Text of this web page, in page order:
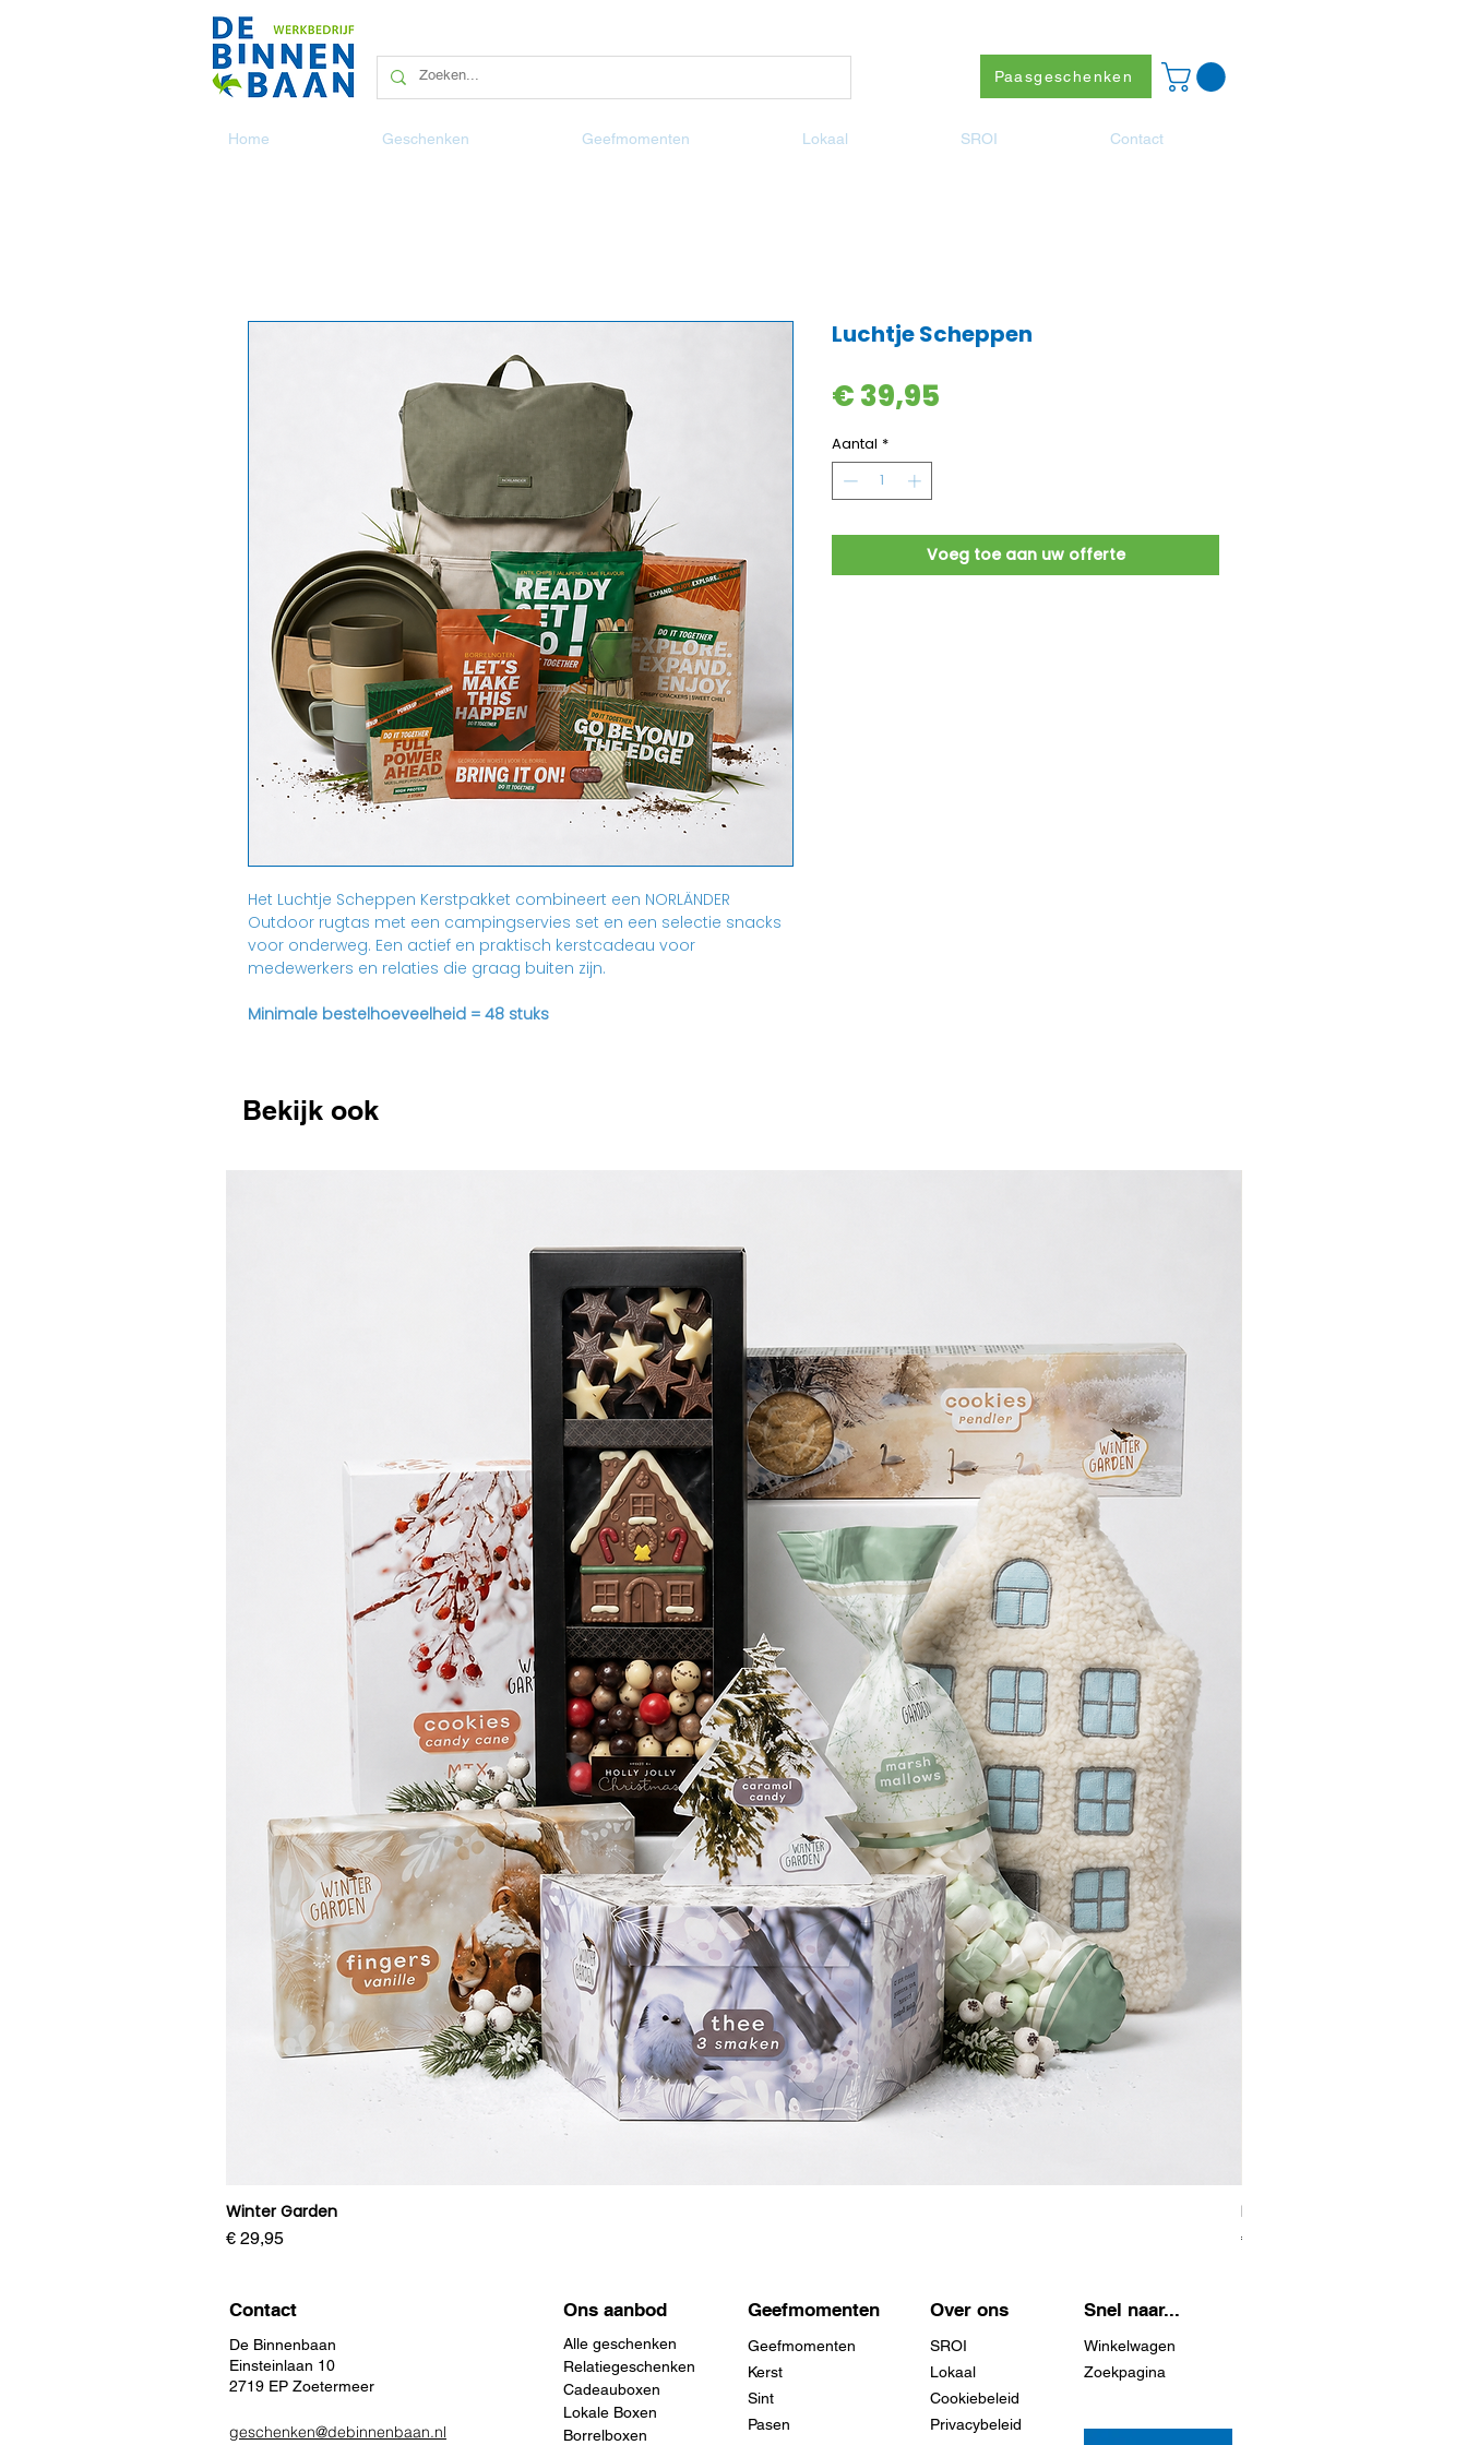
Paasgeschenken
Home Geschenken Geefmomenten Lokaal SROI Contact
Het Luchtje Scheppen Kerstpakket combineert een NORLÄNDER
Outdoor rugtas met een campingservies set en een selectie snacks
voor onderweg. Een actief en praktisch kerstcadeau voor
medewerkers en relaties die graag buiten zijn.
Minimale bestelhoeveelheid = 48 stuks
Luchtje Scheppen
€ 39,95
Aantal *
Voeg toe aan uw offerte
Bekijk ook
Winter Garden
Prijs
€ 29,95
Enjoy The Moment
Prijs
€ 49,95
Contact
De Binnenbaan
Einsteinlaan 10
2719 EP Zoetermeer
Ons aanbod
Alle geschenken
Relatiegeschenken
Cadeauboxen
Lokale Boxen
Borrelboxen
Geefmomenten
Geefmomenten
Kerst
Sint
Pasen
Over ons
SROI
Lokaal
Cookiebeleid
Privacybeleid
Snel naar...
Winkelwagen
Zoekpagina
geschenken@debinnenbaan.nl